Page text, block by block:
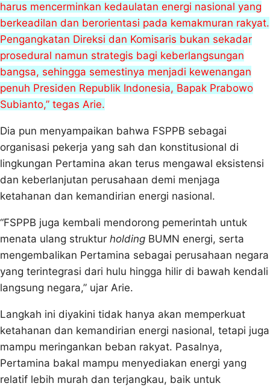
harus mencerminkan kedaulatan energi nasional yang
berkeadilan dan berorientasi pada kemakmuran rakyat.
Pengangkatan Direksi dan Komisaris bukan sekadar
prosedural namun strategis bagi keberlangsungan
bangsa, sehingga semestinya menjadi kewenangan
penuh Presiden Republik Indonesia, Bapak Prabowo
Subianto,” tegas Arie.
Dia pun menyampaikan bahwa FSPPB sebagai
organisasi pekerja yang sah dan konstitusional di
lingkungan Pertamina akan terus mengawal eksistensi
dan keberlanjutan perusahaan demi menjaga
ketahanan dan kemandirian energi nasional.
“FSPPB juga kembali mendorong pemerintah untuk
menata ulang struktur holding BUMN energi, serta
mengembalikan Pertamina sebagai perusahaan negara
yang terintegrasi dari hulu hingga hilir di bawah kendali
langsung negara,” ujar Arie.
Langkah ini diyakini tidak hanya akan memperkuat
ketahanan dan kemandirian energi nasional, tetapi juga
mampu meringankan beban rakyat. Pasalnya,
Pertamina bakal mampu menyediakan energi yang
relatif lebih murah dan terjangkau, baik untuk